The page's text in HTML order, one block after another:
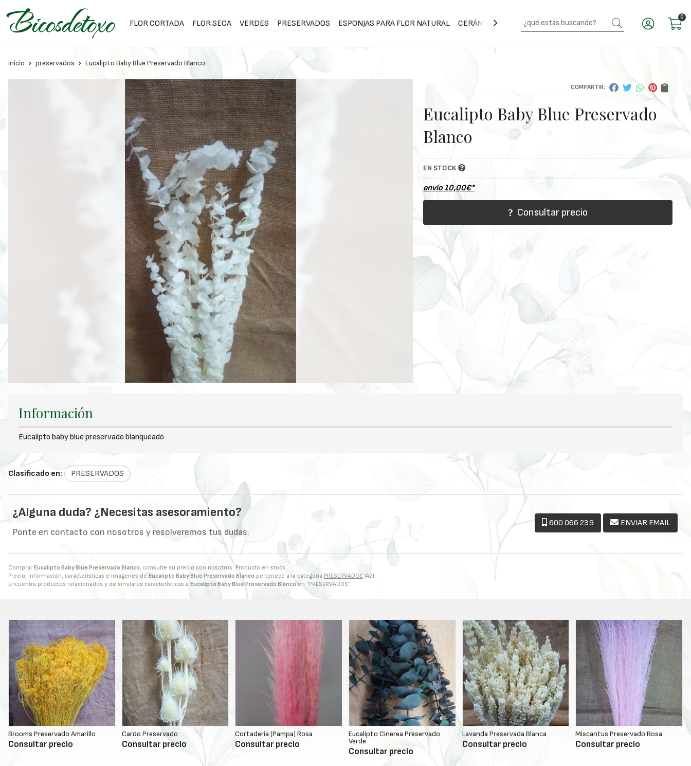
FLOR CORTADA FLOR SECA VERDES PRESERVADOS ESPONJAS PARA FLOR NATURAL CERÁMICA CRISTAL CESTERÍA CAJAS ENVOLTORIOS
0
inicio preservados Eucalipto Baby Blue Preservado Blanco
COMPARTIR:
Eucalipto Baby Blue Preservado
Blanco
EN STOCK
envío10,00€*
Consultar precio
Comprar Eucalipto Baby Blue Preservado Blanco, consulte su precio con nosotros. Producto en stock.
Precio, información, características e imágenes de Eucalipto Baby Blue Preservado Blanco pertenece a la categoría PRESERVADOS (42).
Encuentra productos relacionados y de similares características a Eucalipto Baby Blue Preservado Blancoen "PRESERVADOS".
Información
Eucalipto baby blue preservado blanqueado
Clasificado en: PRESERVADOS
¿Alguna duda? ¿Necesitas asesoramiento?
Ponte en contacto con nosotros y resolveremos tus dudas.
600 066 239 ENVIAR EMAIL
Brooms Preservado Amarillo
Consultar precio
Cardo Preservado
Consultar precio
Cortaderia (Pampa) Rosa
Consultar precio
Eucalipto Cinerea Preservado
Verde
Consultar precio
Lavanda Preservada Blanca
Consultar precio
Miscantus Preservado Rosa
Consultar precio